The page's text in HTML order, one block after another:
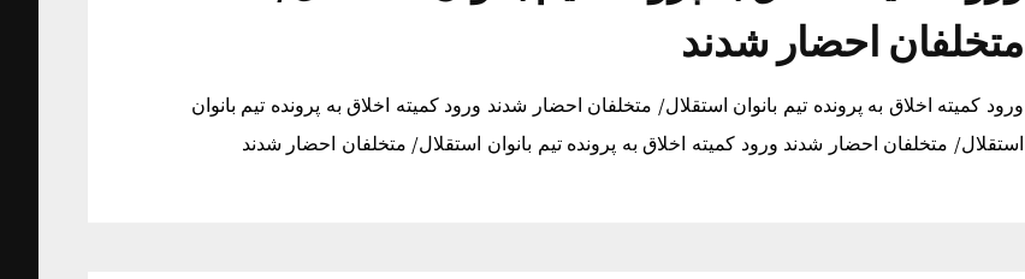
متخلفان احضار شدند
ورود کمیته اخلاق به پرونده تیم بانوان استقلال/ متخلفان احضار شدند ورود کمیته اخلاق به پرونده تیم بانوان
استقلال/ متخلفان احضار شدند ورود کمیته اخلاق به پرونده تیم بانوان استقلال/ متخلفان احضار شدند